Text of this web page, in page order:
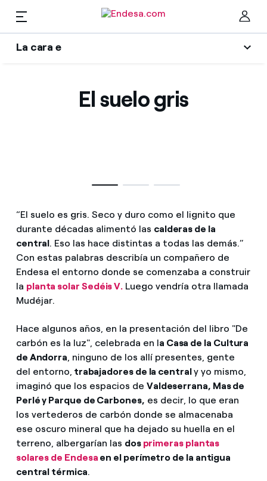
La cara e
Ilumina tu negocio
La era de la electrificación
Una respuesta
El legado que seremos
Hogares
Compara nuestras tarifas de empresa y ahorra
Por cada kWh que ahorres, te descontamos otro
¿Cómo ver mis facturas de Endesa?
¿Cómo cambiar el titular del contrato?
¿Has recibido una oferta para cambiar de
compañía?
Ofertas para autónomos y Pymes
¿Gestionas varias comunidades de propietarios?
PARA TI
Solar
Climatización
Te ayudamos
Compromiso
Blog
Estafas telefónicas
ES
El suelo gris
“El suelo es gris. Seco y duro como el lignito que
durante décadas alimentó las calderas de la
central. Eso las hace distintas a todas las demás.”
Con estas palabras describía un compañero de
Endesa el entorno donde se comenzaba a construir
la planta solar Sedéis V. Luego vendría otra llamada
Mudéjar.
Hace algunos años, en la presentación del libro "De
carbón es la luz", celebrada en la Casa de la Cultura
de Andorra, ninguno de los allí presentes, gente
del entorno, trabajadores de la centraly yo mismo,
imaginó que los espacios de Valdeserrana, Mas de
Perlé y Parque de Carbones, es decir, lo que eran
los vertederos de carbón donde se almacenaba
ese oscuro mineral que ha dejado su huella en el
terreno, albergarían las dos primeras plantas
solares de Endesa en el perímetro de la antigua
central térmica.